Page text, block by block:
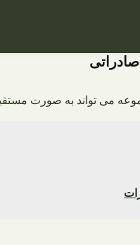
می تواند به صورت